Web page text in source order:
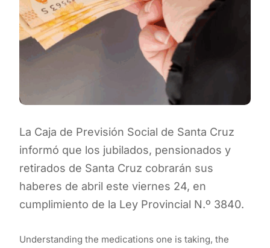
La Caja de Previsión Social de Santa Cruz
informó que los jubilados, pensionados y
retirados de Santa Cruz cobrarán sus
haberes de abril este viernes 24, en
cumplimiento de la Ley Provincial N.º 3840.
Understanding the medications one is taking, the